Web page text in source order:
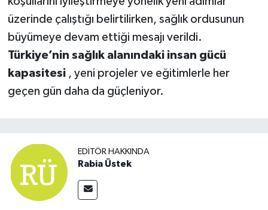
üzerinde çalıştığı belirtilirken, sağlık ordusunun
büyümeye devam ettiği mesajı verildi.
Türkiye’nin sağlık alanındaki insan gücü
kapasitesi, yeni projeler ve eğitimlerle her
geçen gün daha da güçleniyor.
EDITÖR HAKKINDA
Rabia Üstek